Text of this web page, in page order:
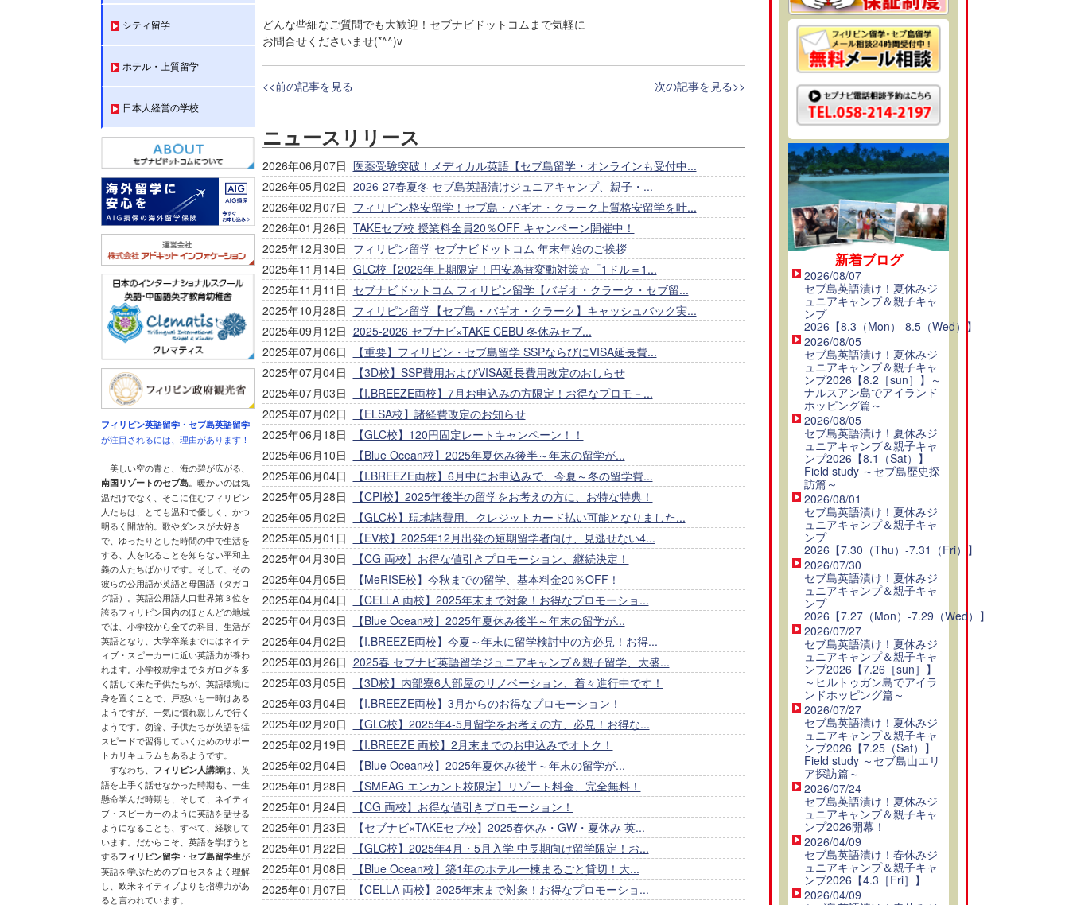
シティ留学
ホテル・上質留学
日本人経営の学校
フィリピン英語留学・セブ島英語留学
が注目されるには、理由があります！
美しい空の青と、海の碧が広がる、
南国リゾートのセブ島 。暖かいのは気
温だけでなく、そこに住むフィリピン
人たちは、とても温和で優しく、かつ
明るく開放的。歌やダンスが大好き
で、ゆったりとした時間の中で生活を
する、人を叱ることを知らない平和主
義の人たちばかりです。そして、その
彼らの公用語が英語と母国語（タガロ
グ語）。英語公用語人口世界第３位を
誇るフィリピン国内のほとんどの地域
では、小学校から全ての科目、生活が
英語となり、大学卒業までにはネイテ
ィブ・スピーカーに近い英語力が養わ
れます。小学校就学までタガログを多
く話して来た子供たちが、英語環境に
身を置くことで、戸惑いも一時はある
ようですが、一気に慣れ親しんで行く
ようです。勿論、子供たちが英語を猛
スピードで習得していくためのサポー
トカリキュラムもあるようです。
すなわち、 フィリピン人講師は、英
語を上手く話せなかった時期も、一生
懸命学んだ時期も、そして、ネイティ
ブ・スピーカーのように英語を話せる
ようになることも、すべて、経験して
います。だからこそ、英語を学ぼうと
するフィリピン留学・セブ島留学生が
英語を学ぶためのプロセスをよく理解
し、欧米ネイティブよりも指導力があ
ると言われています。
どんな些細なご質問でも大歓迎！セブナビドットコムまで気軽に
お問合せくださいませ(*^^)v
<<前の記事を見る 次の記事を見る>>
ニュースリリース
2026年06月07日 医薬受験突破！メディカル英語【セブ島留学・オンラインも受付中...
2026年05月02日 2026-27春夏冬 セブ島英語漬けジュニアキャンプ、親子・...
2026年02月07日 フィリピン格安留学！セブ島・バギオ・クラーク上質格安留学を叶...
2026年01月26日 TAKEセブ校 授業料全員20％OFF キャンペーン開催中！
2025年12月30日 フィリピン留学 セブナビドットコム 年末年始のご挨拶
2025年11月14日 GLC校【2026年上期限定！円安為替変動対策☆「1ドル＝1...
2025年11月11日 セブナビドットコム フィリピン留学【バギオ・クラーク・セブ留...
2025年10月28日 フィリピン留学【セブ島・バギオ・クラーク】キャッシュバック実...
2025年09月12日 2025-2026 セブナビ×TAKE CEBU 冬休みセブ...
2025年07月06日
【重要】フィリピン・セブ島留学 SSPならびにVISA延長費...
2025年07月04日
【3D校】SSP費用およびVISA延長費用改定のおしらせ
2025年07月03日
【I.BREEZE両校】7月お申込みの方限定！お得なプロモ－...
2025年07月02日
【ELSA校】諸経費改定のお知らせ
2025年06月18日
【GLC校】120円固定レートキャンペーン！！
2025年06月10日
【Blue Ocean校】2025年夏休み後半～年末の留学が...
2025年06月04日
【I.BREEZE両校】6月中にお申込みで、今夏～冬の留学費...
2025年05月28日
【CPI校】2025年後半の留学をお考えの方に、お特な特典！
2025年05月02日
【GLC校】現地諸費用、クレジットカード払い可能となりました...
2025年05月01日
【EV校】2025年12月出発の短期留学者向け、見逃せない4...
2025年04月30日
【CG 両校】お得な値引きプロモーション、継続決定！
2025年04月05日
【MeRISE校】今秋までの留学、基本料金20％OFF！
2025年04月04日
【CELLA 両校】2025年末まで対象！お得なプロモーショ...
2025年04月03日
【Blue Ocean校】2025年夏休み後半～年末の留学が...
2025年04月02日
【I.BREEZE両校】今夏～年末に留学検討中の方必見！お得...
2025年03月26日 2025春 セブナビ英語留学ジュニアキャンプ＆親子留学、大盛...
2025年03月05日
【3D校】内部寮6人部屋のリノベーション、着々進行中です！
2025年03月04日
【I.BREEZE両校】3月からのお得なプロモーション！
2025年02月20日
【GLC校】2025年4-5月留学をお考えの方、必見！お得な...
2025年02月19日
【I.BREEZE 両校】2月末までのお申込みでオトク！
2025年02月04日
【Blue Ocean校】2025年夏休み後半～年末の留学が...
2025年01月28日
【SMEAG エンカント校限定】リゾート料金、完全無料！
2025年01月24日
【CG 両校】お得な値引きプロモーション！
2025年01月23日
【セブナビ×TAKEセブ校】2025春休み・GW・夏休み 英...
2025年01月22日
【GLC校】2025年4月・5月入学 中長期向け留学限定！お...
2025年01月08日
【Blue Ocean校】築1年のホテル一棟まるごと貸切！大...
2025年01月07日
【CELLA 両校】2025年末まで対象！お得なプロモーショ...
新着ブログ
2026/08/07
セブ島英語漬け！夏休みジ
ュニアキャンプ＆親子キャ
ンプ
2026【8.3（Mon）-8.5（Wed）】
2026/08/05
セブ島英語漬け！夏休みジ
ュニアキャンプ＆親子キャ
ンプ2026【8.2［sun］】～
ナルスアン島でアイランド
ホッピング篇～
2026/08/05
セブ島英語漬け！夏休みジ
ュニアキャンプ＆親子キャ
ンプ2026【8.1（Sat）】
Field study ～セブ島歴史探
訪篇～
2026/08/01
セブ島英語漬け！夏休みジ
ュニアキャンプ＆親子キャ
ンプ
2026【7.30（Thu）-7.31（Fri）】
2026/07/30
セブ島英語漬け！夏休みジ
ュニアキャンプ＆親子キャ
ンプ
2026【7.27（Mon）-7.29（Wed）】
2026/07/27
セブ島英語漬け！夏休みジ
ュニアキャンプ＆親子キャ
ンプ2026【7.26［sun］】
～ヒルトゥガン島でアイラ
ンドホッピング篇～
2026/07/27
セブ島英語漬け！夏休みジ
ュニアキャンプ＆親子キャ
ンプ2026【7.25（Sat）】
Field study ～セブ島山エリ
ア探訪篇～
2026/07/24
セブ島英語漬け！夏休みジ
ュニアキャンプ＆親子キャ
ンプ2026開幕！
2026/04/09
セブ島英語漬け！春休みジ
ュニアキャンプ＆親子キャ
ンプ2026【4.3［Fri］】
2026/04/09